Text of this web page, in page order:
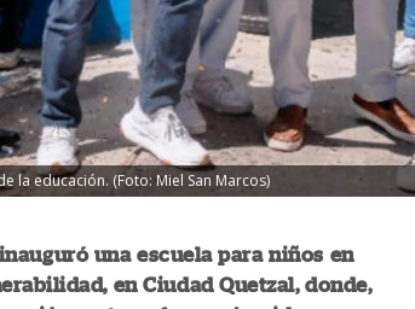
la educación. (Foto: Miel San Marcos)
una escuela para niños en
en Ciudad Quetzal, donde,